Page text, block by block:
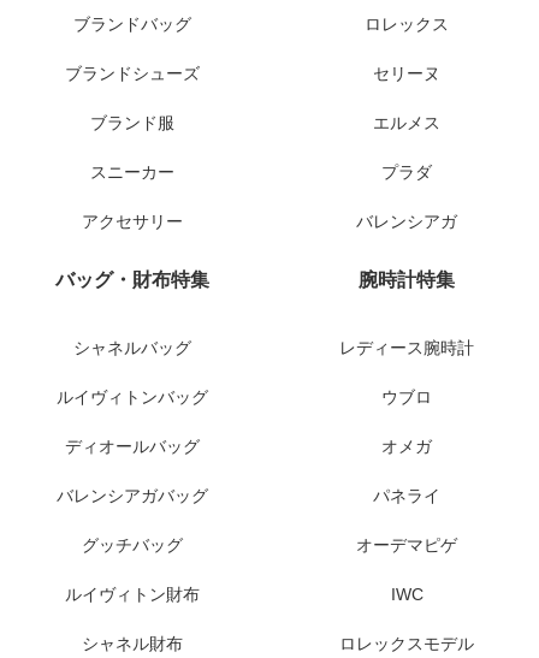
ブランドバッグ
ブランドシューズ
ブランド服
スニーカー
アクセサリー
ロレックス
セリーヌ
エルメス
プラダ
バレンシアガ
バッグ・財布特集
シャネルバッグ
ルイヴィトンバッグ
ディオールバッグ
バレンシアガバッグ
グッチバッグ
ルイヴィトン財布
シャネル財布
腕時計特集
レディース腕時計
ウブロ
オメガ
パネライ
オーデマピゲ
IWC
ロレックスモデル